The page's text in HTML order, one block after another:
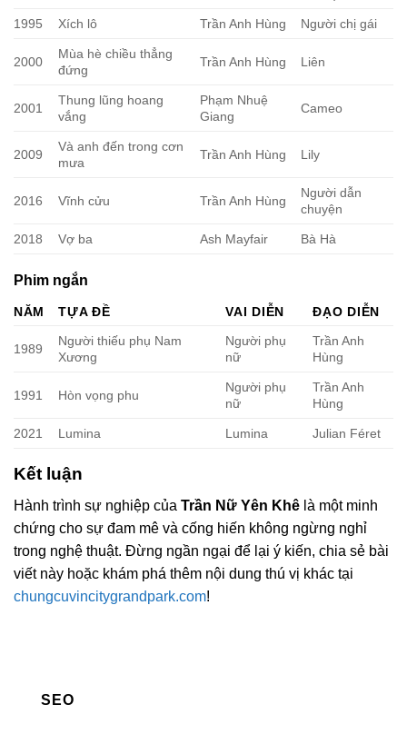
1995 Xích lô Trần Anh Hùng Người chị gái
2000
Mùa hè chiều thẳng
đứng
Trần Anh Hùng Liên
2001
Thung lũng hoang
vắng
Phạm Nhuệ
Giang
Cameo
2009
Và anh đến trong cơn
mưa
Trần Anh Hùng Lily
2016 Vĩnh cửu Trần Anh Hùng
Người dẫn
chuyện
2018 Vợ ba Ash Mayfair Bà Hà
Phim ngắn
NĂM TỰA ĐỀ VAI DIỄN ĐẠO DIỄN
1989
Người thiếu phụ Nam
Xương
Người phụ
nữ
Trần Anh
Hùng
1991 Hòn vọng phu
Người phụ
nữ
Trần Anh
Hùng
2021 Lumina Lumina Julian Féret
Kết luận
Hành trình sự nghiệp của Trần Nữ Yên Khê là một minh
chứng cho sự đam mê và cống hiến không ngừng nghỉ
trong nghệ thuật. Đừng ngần ngại để lại ý kiến, chia sẻ bài
viết này hoặc khám phá thêm nội dung thú vị khác tại
chungcuvincitygrandpark.com!
SEO